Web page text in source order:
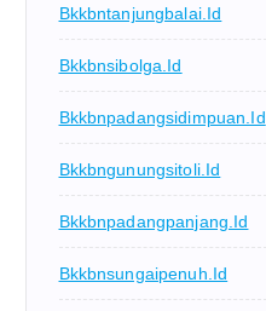
Bkkbntanjungbalai.id
Bkkbnsibolga.id
Bkkbnpadangsidimpuan.id
Bkkbngunungsitoli.id
Bkkbnpadangpanjang.id
Bkkbnsungaipenuh.id